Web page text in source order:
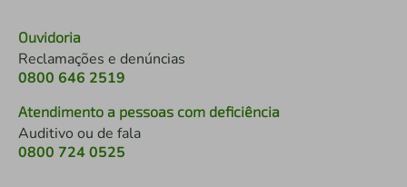
Ouvidoria
Reclamações e denúncias
0800 646 2519
Atendimento a pessoas com deficiência
Auditivo ou de fala
0800 724 0525